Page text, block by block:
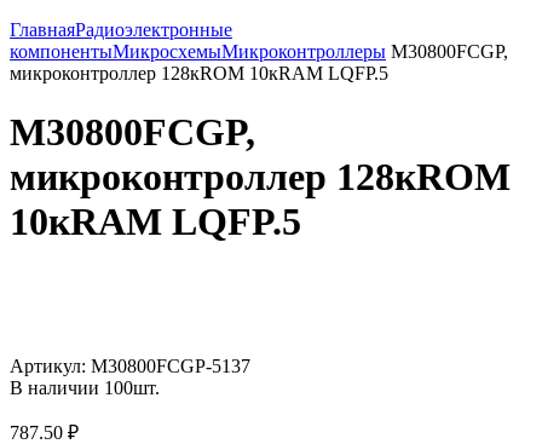
ГлавнаяРадиоэлектронные
компонентыМикросхемыМикроконтроллеры M30800FCGP,
микроконтроллер 128кROM 10кRAM LQFP.5
M30800FCGP,
микроконтроллер 128кROM
10кRAM LQFP.5
Артикул: M30800FCGP-5137
В наличии 100шт.
787.50 ₽